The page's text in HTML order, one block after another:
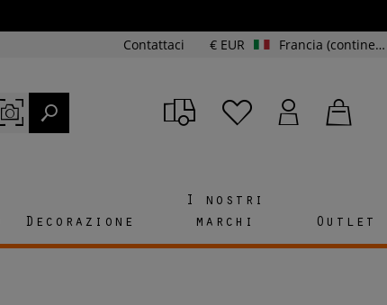
Contattaci € EUR Francia (continente e Corsica)
Decorazione
I nostri
marchi
Outlet